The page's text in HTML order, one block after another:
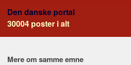
Pension og opsparing
Forbrug
Transport
Den danske portal
30004 poster i alt
Mere om samme emne